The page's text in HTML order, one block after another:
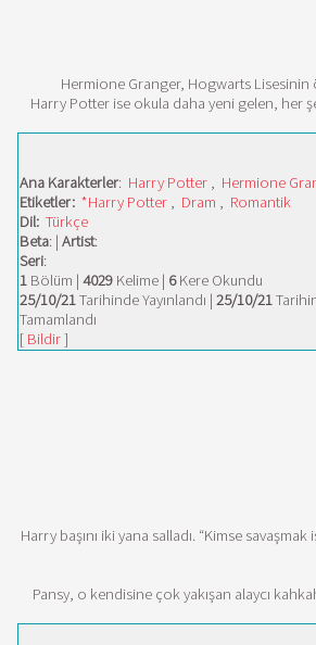
Hermione Granger, Hogwarts
Harry Potter ise okula daha yeni gelen, her
Ana Karakterler: Harry Potter , Hermione
Etiketler: *Harry Potter , Dram , Romantik
Dil: Türkçe
Beta: | Artist:
Seri:
1 Bölüm | 4029 Kelime | 6Kere Okundu
25/10/21Tarihinde Yayınlandı | 25/10/21
Tamamlandı
[ Bildir]
Harry başını iki yana salladı. “Kimse
Pansy, o kendisine çok yakışan alaycı